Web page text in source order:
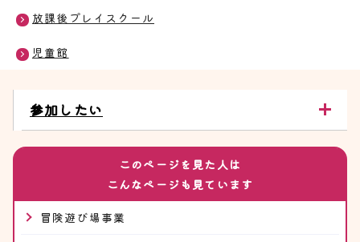
放課後プレイスクール
児童館
参加したい
このページを見た人は
こんなページも見ています
冒険遊び場事業